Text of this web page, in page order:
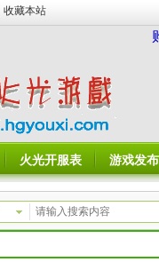
收藏本站
火光开服表 游戏发布